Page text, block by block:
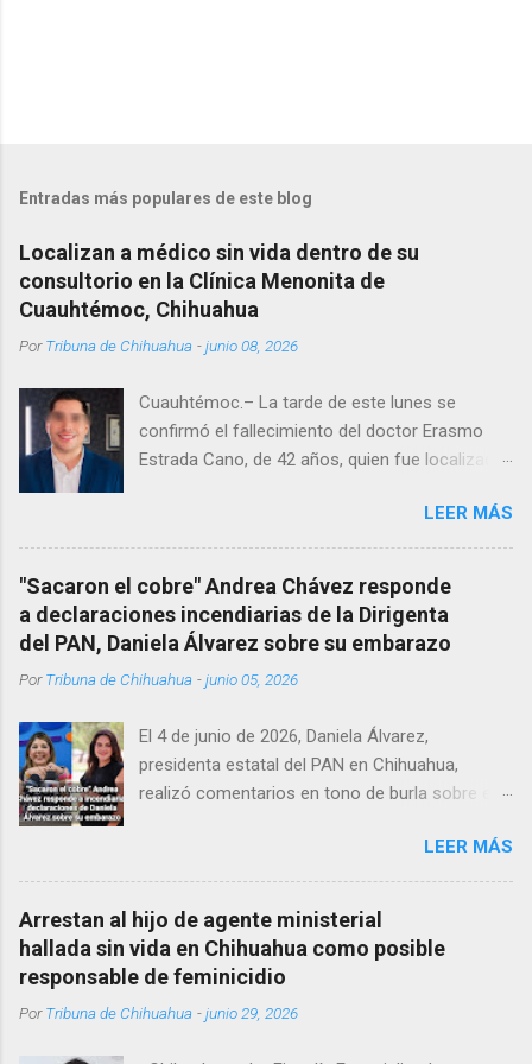
Entradas más populares de este blog
Localizan a médico sin vida dentro de su
consultorio en la Clínica Menonita de
Cuauhtémoc, Chihuahua
PorTribuna de Chihuahua -junio 08, 2026
Cuauhtémoc.– La tarde de este lunes se
confirmó el fallecimiento del doctor Erasmo
Estrada Cano, de 42 años, quien fue localizado
Menonita, ubicada en el kilómetro 10 del
Corredor Comercial. Según reportes el médico
se habría quitado la vida mientras permanecía
encerrado en el consultorio, por lo que
autoridades tuvieron que derribar la puerta,
Estrada, quien se desempeñó como presidente
un médico reconocido en la región.
LEER MÁS
"Sacaron el cobre" Andrea Chávez responde
a declaraciones incendiarias de la Dirigenta
del PAN, Daniela Álvarez sobre su embarazo
PorTribuna de Chihuahua -junio 05, 2026
El 4 de junio de 2026, Daniela Álvarez,
presidenta estatal del PAN en Chihuahua,
realizó comentarios en tono de burla sobre el
Chávez. “acuérdense que su bebé está por
nacer”, expresó al ser cuestionada sobre si la
retaría a tomarse una foto en un restaurante
de Texas como una prueba de que si cuenta
con VISA Álvarez añadió: “Yo no sé dónde irá a
emociones fuertes, ¿Qué tal si se le ocurre que
LEER MÁS
Arrestan al hijo de agente ministerial
hallada sin vida en Chihuahua como posible
responsable de feminicidio
PorTribuna de Chihuahua -junio 29, 2026